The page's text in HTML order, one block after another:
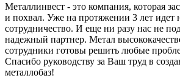
Металлинвест - это компания, которая
и похвал. Уже на протяжении 3 лет идет
сотрудничество. И еще ни разу нас не
надежный партнер. Метал
сотрудники готовы решить любые
Спасибо руководству за Ваш труд в
металлобаз!